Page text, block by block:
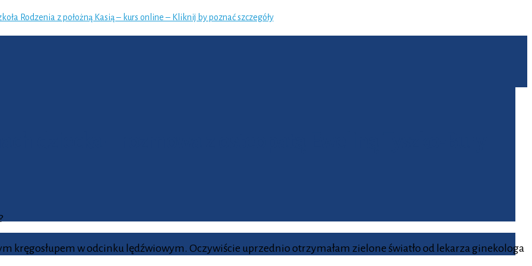
Rodzenia z położną Kasią – kurs online – Kliknij by poznać szczegóły
dziecka – rozmowa z osteopatą Eweliną Tyszko-Bury
kręgosłupem w odcinku lędźwiowym. Oczywiście uprzednio otrzymałam zielone światło od lekarza ginekologa